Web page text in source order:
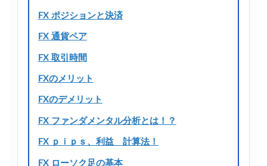
FX ポジションと決済
FX 通貨ペア
FX 取引時間
FXのメリット
FXのデメリット
FX ファンダメンタル分析とは！？
FX ｐｉｐｓ、利益 計算法！
FX ローソク足の基本